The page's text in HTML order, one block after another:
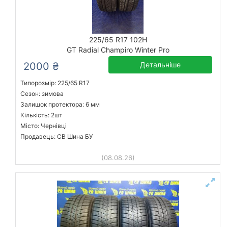
225/65 R17 102H
GT Radial Champiro Winter Pro
2000 ₴ Детальніше
Типорозмір: 225/65 R17
Сезон: зимова
Залишок протектора: 6 мм
Кількість: 2шт
Місто: Чернівці
Продавець: СВ Шина БУ
(08.08.26)